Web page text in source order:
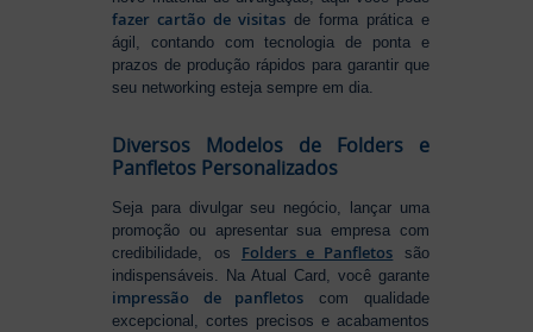
fazer cartão de visitas de forma prática e
ágil, contando com tecnologia de ponta e
prazos de produção rápidos para garantir que
seu networking esteja sempre em dia.
Diversos Modelos de Folders e
Panfletos Personalizados
Seja para divulgar seu negócio, lançar uma
promoção ou apresentar sua empresa com
credibilidade, os Folders e Panfletos são
indispensáveis. Na Atual Card, você garante
impressão de panfletos com qualidade
excepcional, cortes precisos e acabamentos